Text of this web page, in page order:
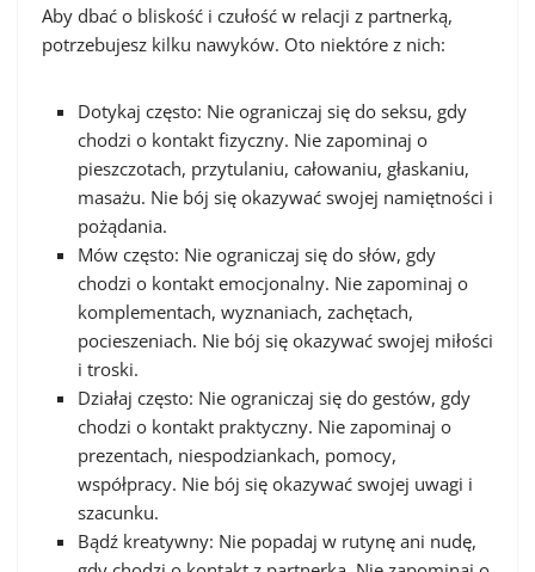
Aby dbać o bliskość i czułość w relacji z partnerką,
potrzebujesz kilku nawyków. Oto niektóre z nich:
Dotykaj często: Nie ograniczaj się do seksu, gdy
chodzi o kontakt fizyczny. Nie zapominaj o
pieszczotach, przytulaniu, całowaniu, głaskaniu,
masażu. Nie bój się okazywać swojej namiętności i
pożądania.
Mów często: Nie ograniczaj się do słów, gdy
chodzi o kontakt emocjonalny. Nie zapominaj o
komplementach, wyznaniach, zachętach,
pocieszeniach. Nie bój się okazywać swojej miłości
i troski.
Działaj często: Nie ograniczaj się do gestów, gdy
chodzi o kontakt praktyczny. Nie zapominaj o
prezentach, niespodziankach, pomocy,
współpracy. Nie bój się okazywać swojej uwagi i
szacunku.
Bądź kreatywny: Nie popadaj w rutynę ani nudę,